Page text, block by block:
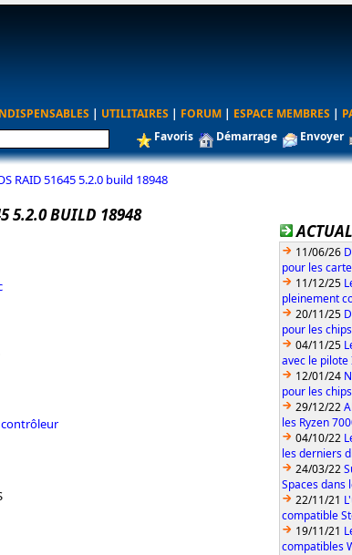
| UTILITAIRES | FORUM | ESPACE MEMBRES |
Favoris Démarrage Envoyer
RAID 51645 5.2.0 build 18948
5.2.0 BUILD 18948
11/06/26
pour les
11/12/25
pleinement
20/11/25
pour les
04/11/25
avec le pilote
12/01/24
pour les
29/12/22
les Ryzen
04/10/22
les derniers
24/03/22
Spaces dans
22/11/21
compatible
19/11/21
compatibles